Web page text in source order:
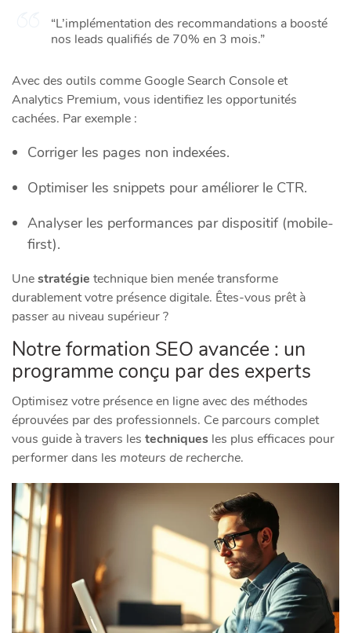
“L’implémentation des recommandations a boosté
nos leads qualifiés de 70% en 3 mois.”
Avec des outils comme Google Search Console et
Analytics Premium, vous identifiez les opportunités
cachées. Par exemple :
Corriger les pages non indexées.
Optimiser les snippets pour améliorer le CTR.
Analyser les performances par dispositif (mobile-
first).
Unestratégie technique bien menée transforme
durablement votre présence digitale. Êtes-vous prêt à
passer au niveau supérieur ?
Notre formation SEO avancée : un
programme conçu par des experts
Optimisez votre présence en ligne avec des méthodes
éprouvées par des professionnels. Ce parcours complet
vous guide à travers les techniques les plus efficaces pour
performer dans les moteurs de recherche.